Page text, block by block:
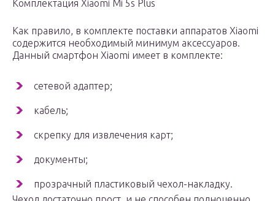
Комплектация Xiaomi Mi 5s Plus
Как правило, в комплекте поставки аппаратов Xiaomi
содержится необходимый минимум аксессуаров.
Данный смартфон Xiaomi имеет в комплекте:
сетевой адаптер;
кабель;
скрепку для извлечения карт;
документы;
прозрачный пластиковый чехол-накладку.